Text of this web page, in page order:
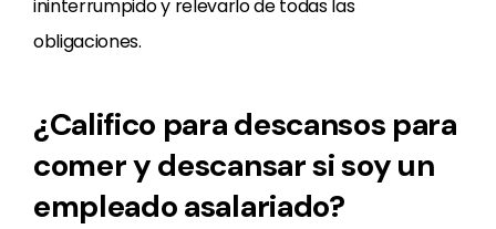
ininterrumpido y relevarlo de todas las
obligaciones.
¿Califico para descansos para
comer y descansar si soy un
empleado asalariado?